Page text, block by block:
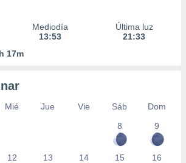
Mediodía
13:53
Última luz
21:33
17m
Mié Jue Vie Sáb
Dom
8
9
12 13 14 15 16